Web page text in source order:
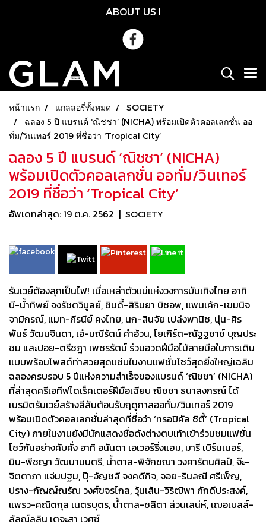
ABOUT US l
หน้าแรก แกลลอรี่ทั้งหมด
SOCIETY
ฉลอง 5 ปี แบรนด์ ‘ณิชชา’ (NICHA) พร้อมเปิดตัวคอลเลกชั่น ออ
ทั่ม/วินเทอร์ 2019 ที่ชื่อว่า ‘Tropical City’
ฉลอง 5 ปี แบรนด์ ‘ณิชชา’ (NICHA)
พร้อมเปิดตัวคอลเลกชั่น ออทั่ม/วินเทอร์
2019 ที่ชื่อว่า ‘Tropical City’
อัพเดทล่าสุด: 19 ต.ค. 2562 | SOCIETY
รันเวย์ต้องลุกเป็นไฟ! เมื่อเหล่าตัวแม่แห่งวงการบันเทิงไทย อาทิ
บี-น้ำทิพย์ จงรัชตวิบูลย์, ซินดี้-สิรินยา บิชอพ, แพนเค้ก-เขมนิจ
จามิกรณ์, แมท-ภีรนีย์ คงไทย, นก-สินจัย เปล่งพานิช, นุ่น-ศิร
พันธ์ วัฒนจินดา, เอ๋-มณีรัตน์ คำอ้วน, โยเกิร์ต-ณัฐฐชาช์ บุญประ
ชม และปอย-ตรีชฎา เพชรรัตน์ ร่วมอวดฝีมือไม้ลายมือในการเดิน
แบบพร้อมโพสต์ท่าสวยสุดแซ่บในงานแฟชั่นโชว์สุดยิ่งใหญ่เฉลิม
ฉลองครบรอบ 5 ปีแห่งความสำเร็จของแบรนด์ ‘ณิชชา’ (NICHA)
ที่ล่าสุดครีเอทีฟไดเร็คเตอร์ฝีมือเฉียบ ณิชชา ธนาลงกรณ์ ได้
เนรมิตรันเวย์สร้างสีสันต้อนรับฤดูกาลออทั่ม/วินเทอร์ 2019
พร้อมเปิดตัวคอลเลกชั่นล่าสุดที่ชื่อว่า ‘ทรอปิคัล ซิตี้’ (Tropical
City) ภายในงานยังมีนักแสดงชื่อดังต่างตบเท้าเข้าร่วมชมแฟชั่น
โชว์กันอย่างคับคั่ง อาทิ อนันดา เอเวอร์ริ่งแฮม, มารี เบิร์นเนอร์,
มิน-พีชญา วัฒนามนตรี, น้ำตาล-พิจักขณา วงศารัตนศิลป์, จ๊ะ-
จิตตาภา แจ่มปฐม, ปุ๊-อัญชลี จงคดีกิจ, จอย-รินลณี ศรีเพ็ญ,
ปราง-กัญญ์ณรัณ วงศ์ขจรไกล, วุ้นเส้น-วิริฒิพา ภักดีประสงค์,
แพรว-คณิตกุล เนตรบุตร, น้ำตาล-ชลิตา ส่วนเสน่ห์, เฌอเบลล์-
ลัลณ์ลลิน เตจะสา เวศซ์